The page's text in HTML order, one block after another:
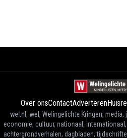
Over onsContactAdverteren
wel.nl, wel, Welingelichte Kringen,
economie, cultuur, nationaal,
achtergrondverhalen, dagbladen,